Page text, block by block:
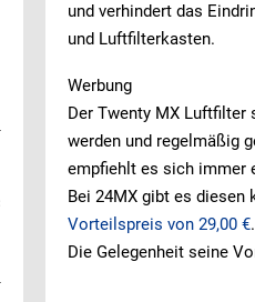
und verhindert das
und Luftfilterkasten.
Werbung
Der Twenty MX
werden und regelmäßig
empfiehlt es sich immer
Bei 24MX gibt es diesen
Vorteilspreis von 29,00 €.
Die Gelegenheit seine